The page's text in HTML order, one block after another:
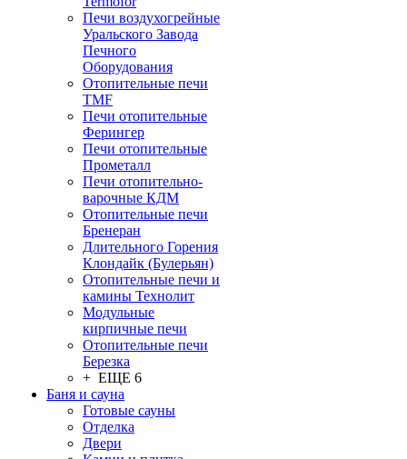
Печи воздухогрейные
Уральского Завода
Печного
Оборудования
Отопительные печи
TMF
Печи отопительные
Ферингер
Печи отопительные
Прометалл
Печи отопительно-
варочные КДМ
Отопительные печи
Бренеран
Длительного Горения
Клондайк (Булерьян)
Отопительные печи и
камины Технолит
Модульные
кирпичные печи
Отопительные печи
Березка
+ ЕЩЕ 6
Баня и сауна
Готовые сауны
Отделка
Двери